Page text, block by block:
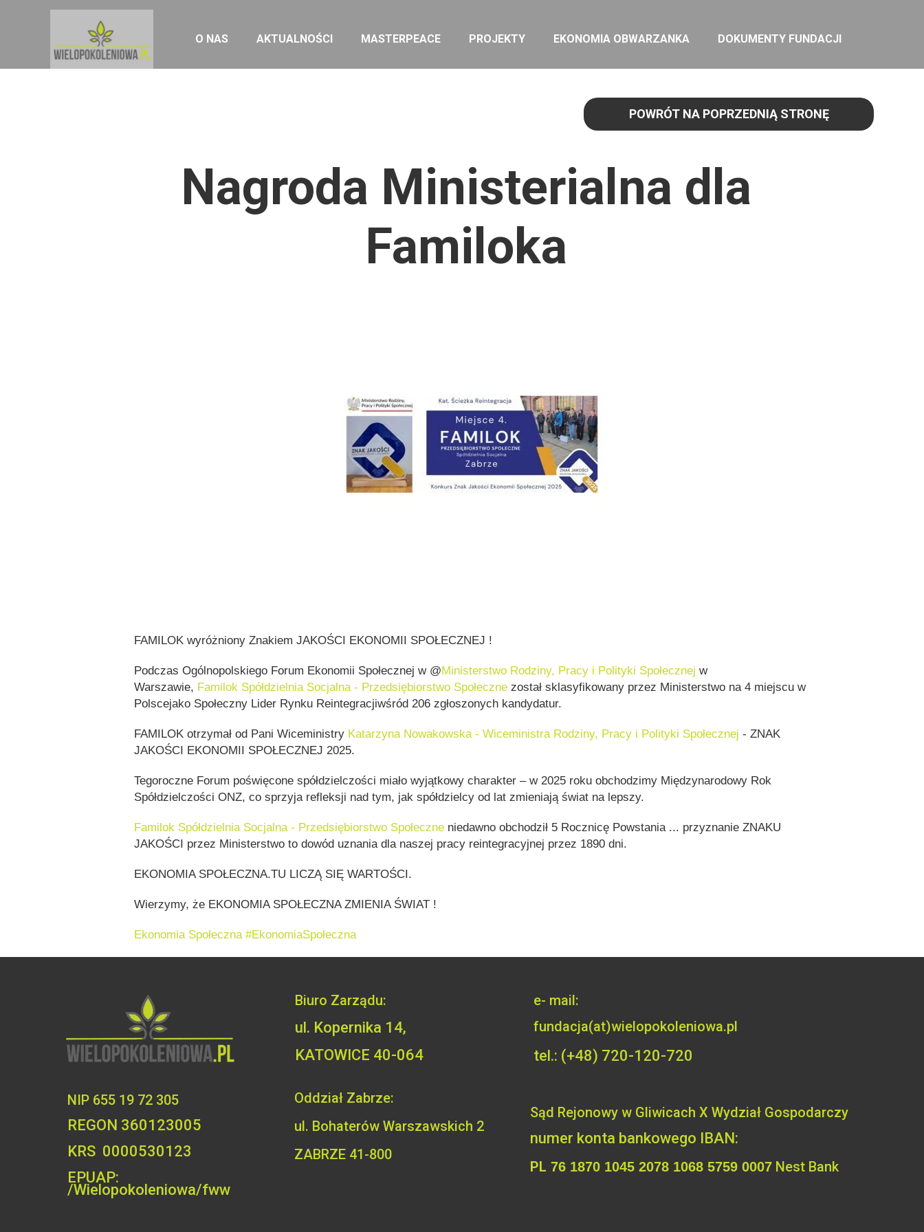
O NAS AKTUALNOŚCI MASTERPEACE PROJEKTY EKONOMIA OBWARZANKA DOKUMENTY FUNDACJI
POWRÓT NA POPRZEDNIĄ STRONĘ
Nagroda Ministerialna dla
Familoka
FAMILOK wyróżniony Znakiem JAKOŚCI EKONOMII SPOŁECZNEJ !
Podczas Ogólnopolskiego Forum Ekonomii Społecznej w @Ministerstwo Rodziny, Pracy i Polityki Społecznej w
Warszawie, Familok Spółdzielnia Socjalna - Przedsiębiorstwo Społeczne został sklasyfikowany przez Ministerstwo na 4 miejscu w
Polscejako Społeczny Lider Rynku Reintegracjiwśród 206 zgłoszonych kandydatur.
FAMILOK otrzymał od Pani Wiceministry Katarzyna Nowakowska - Wiceministra Rodziny, Pracy i Polityki Społecznej - ZNAK
JAKOŚCI EKONOMII SPOŁECZNEJ 2025.
Tegoroczne Forum poświęcone spółdzielczości miało wyjątkowy charakter – w 2025 roku obchodzimy Międzynarodowy Rok
Spółdzielczości ONZ, co sprzyja refleksji nad tym, jak spółdzielcy od lat zmieniają świat na lepszy.
Familok Spółdzielnia Socjalna - Przedsiębiorstwo Społeczne niedawno obchodził 5 Rocznicę Powstania ... przyznanie ZNAKU
JAKOŚCI przez Ministerstwo to dowód uznania dla naszej pracy reintegracyjnej przez 1890 dni.
EKONOMIA SPOŁECZNA.TU LICZĄ SIĘ WARTOŚCI.
Wierzymy, że EKONOMIA SPOŁECZNA ZMIENIA ŚWIAT !
Ekonomia Społeczna #EkonomiaSpołeczna
Sąd Rejonowy w Gliwicach X Wydział Gospodarczy
numer konta bankowego IBAN:
PL 76 1870 1045 2078 1068 5759 0007 Nest Bank
e- mail:
fundacja(at)wielopokoleniowa.pl
tel.: (+48) 720-120-720
NIP 655 19 72 305
REGON 360123005
KRS 0000530123
EPUAP:
/Wielopokoleniowa/fww
Oddział Zabrze:
ul. Bohaterów Warszawskich 2
ZABRZE 41-800
Biuro Zarządu:
ul. Kopernika 14,
KATOWICE 40-064